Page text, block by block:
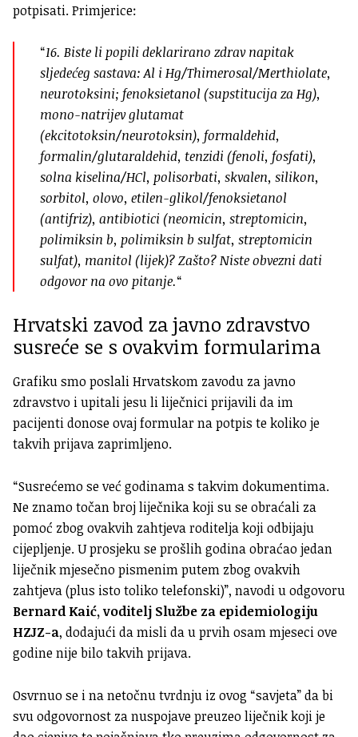
potpisati. Primjerice:
“16. Biste li popili deklarirano zdrav napitak
sljedećeg sastava: Al i Hg/Thimerosal/Merthiolate,
neurotoksini; fenoksietanol (supstitucija za Hg),
mono-natrijev glutamat
(ekcitotoksin/neurotoksin), formaldehid,
formalin/glutaraldehid, tenzidi (fenoli, fosfati),
solna kiselina/HCl, polisorbati, skvalen, silikon,
sorbitol, olovo, etilen-glikol/fenoksietanol
(antifriz), antibiotici (neomicin, streptomicin,
polimiksin b, polimiksin b sulfat, streptomicin
sulfat), manitol (lijek)? Zašto? Niste obvezni dati
odgovor na ovo pitanje.“
Hrvatski zavod za javno zdravstvo
susreće se s ovakvim formularima
Grafiku smo poslali Hrvatskom zavodu za javno
zdravstvo i upitali jesu li liječnici prijavili da im
pacijenti donose ovaj formular na potpis te koliko je
takvih prijava zaprimljeno.
“Susrećemo se već godinama s takvim dokumentima.
Ne znamo točan broj liječnika koji su se obraćali za
pomoć zbog ovakvih zahtjeva roditelja koji odbijaju
cijepljenje. U prosjeku se prošlih godina obraćao jedan
liječnik mjesečno pismenim putem zbog ovakvih
zahtjeva (plus isto toliko telefonski)”, navodi u odgovoru
Bernard Kaić, voditelj Službe za epidemiologiju
HZJZ-a, dodajući da misli da u prvih osam mjeseci ove
godine nije bilo takvih prijava.
Osvrnuo se i na netočnu tvrdnju iz ovog “savjeta” da bi
svu odgovornost za nuspojave preuzeo liječnik koji je